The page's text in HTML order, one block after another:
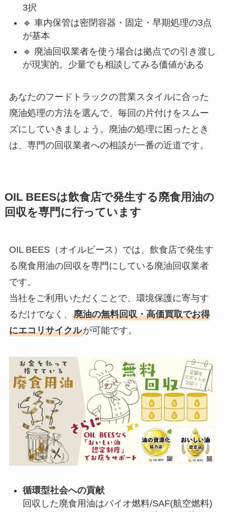
3択
🔹 車内保管は密閉容器・固定・早期処理の3点
が基本
🔹 廃油回収業者を使う場合は拠点での引き渡し
が現実的。少量でも相談してみる価値がある
あなたのフードトラックの営業スタイルに合った
廃油処理の方法を選んで、毎回の片付けをスムー
ズにしていきましょう。廃油の処理に困ったとき
は、専門の回収業者への相談が一番の近道です。
OIL BEESは飲食店で発生する廃食用油の
回収を専門に行っています
OIL BEES（オイルビース）では、飲食店で発生す
る廃食用油の回収を専門にしている廃油回収業者
です。
当社をご利用いただくことで、環境保護に寄与す
るだけでなく、 廃油の無料回収・高価買取でお得
にエコリサイクルが可能です。
循環型社会への貢献
回収した廃食用油はバイオ燃料/SAF(航空燃料)